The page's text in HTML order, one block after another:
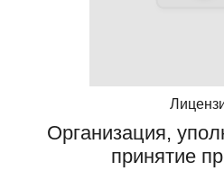
Организация,
принятие